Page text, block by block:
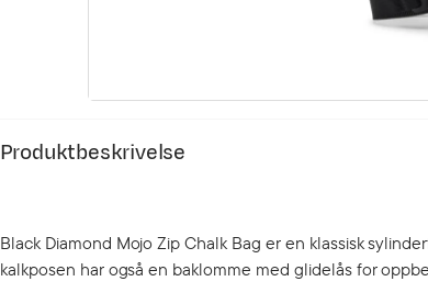
Produktbeskrivelse
Black Diamond Mojo Zip Chalk Bag er en klassisk
kalkposen har også en baklomme med glidelås for